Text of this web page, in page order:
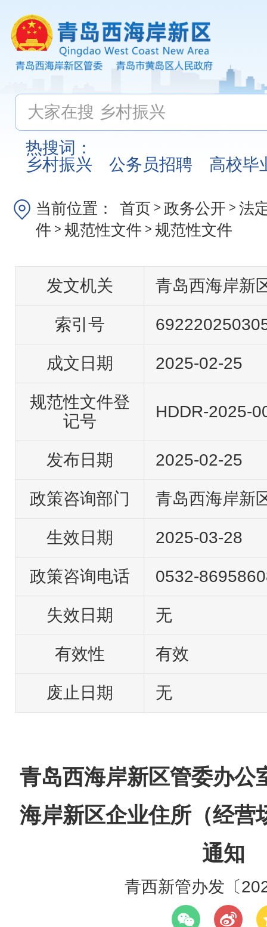
热搜词：
乡村振兴
公务员招聘 高校毕
当前位置： 首页 > 政务公开 > 法
件 > 规范性文件 > 规范性文件
发文机关 青岛西海岸新
索引号
成文日期 2025-02-25
规范性文件登
记号
HDDR-2025-
发布日期 2025-02-25
政策咨询部门 青岛西海岸新
生效日期 2025-03-28
政策咨询电话 0532-
失效日期 无
有效性 有效
废止日期 无
青岛西海岸新区管委办公
海岸新区企业住所（经营
通知
青西新管办发〔